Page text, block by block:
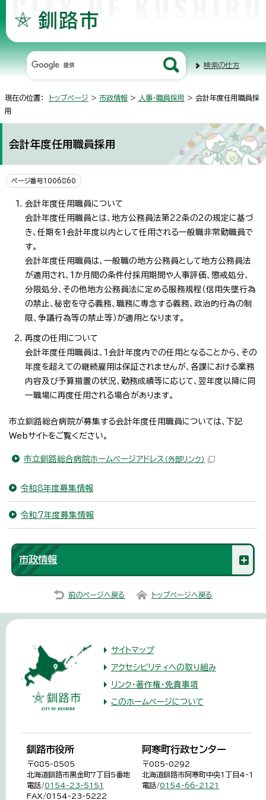
検索の仕方
現在の位置： トップページ > 市政情報 > 人事・職員採用
> 会計年度任用職員採
用
会計年度任用職員採用
ページ番号1006860
会計年度任用職員について
会計年度任用職員とは、地方公務員法第22条の2の規定に基づ
き、任期を1会計年度以内として任用される一般職非常勤職員で
す。
会計年度任用職員は、一般職の地方公務員として地方公務員法
が適用され、1か月間の条件付採用期間や人事評価、懲戒処分、
分限処分、その他地方公務員法に定める服務規程（信用失墜行為
の禁止、秘密を守る義務、職務に専念する義務、政治的行為の制
限、争議行為等の禁止等）が適用となります。
再度の任用について
会計年度任用職員は、1会計年度内での任用となることから、その
年度を超えての継続雇用は保証されませんが、各課における業務
内容及び予算措置の状況、勤務成績等に応じて、翌年度以降に同
一職場に再度任用される場合があります。
市立釧路総合病院が募集する会計年度任用職員については、下記
Webサイトをご覧ください。
市立釧路総合病院ホームページアドレス （外部リンク）
令和8年度募集情報
令和7年度募集情報
市政情報
前のページへ戻る トップページへ戻る
サイトマップ
アクセシビリティへの取り組み
リンク・著作権・免責事項
このホームページについて
釧路市役所
〒085-8505
北海道釧路市黒金町7丁目5番地
電話/0154-23-5151
FAX/0154-23-5222
阿寒町行政センター
〒085-0292
北海道釧路市阿寒町中央1丁目4-1
電話/0154-66-2121